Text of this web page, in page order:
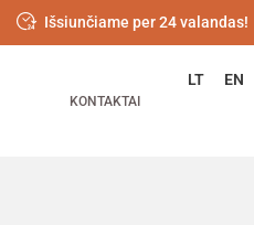
Išsiunčiame per 24 valandas!
KONTAKTAI
LT EN